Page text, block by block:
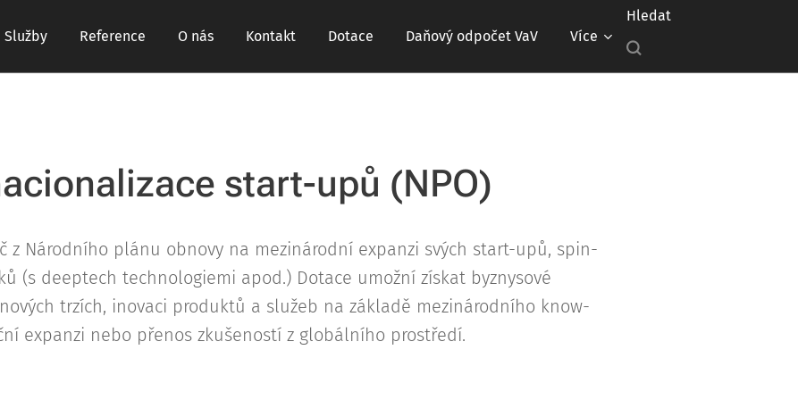
Služby Reference O nás Kontakt Dotace Daňový odpočet VaV Více
Hledat
start-upů (NPO)
z Národního plánu obnovy na mezinárodní expanzi svých start-upů, spin-
(s deeptech technologiemi apod.) Dotace umožní získat byznysové
trzích, inovaci produktů a služeb na základě mezinárodního know-
expanzi nebo přenos zkušeností z globálního prostředí.